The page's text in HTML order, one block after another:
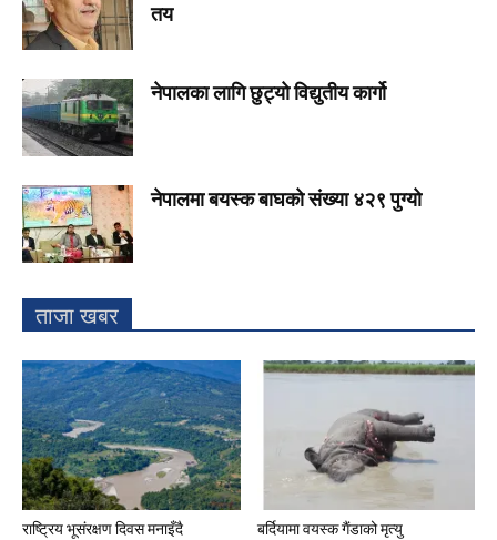
तय
नेपालका लागि छुट्यो विद्युतीय कार्गो
नेपालमा बयस्क बाघको संख्या ४२९ पुग्यो
ताजा खबर
राष्ट्रिय भूसंरक्षण दिवस मनाइँदै बर्दियामा वयस्क गैंडाको मृत्यु